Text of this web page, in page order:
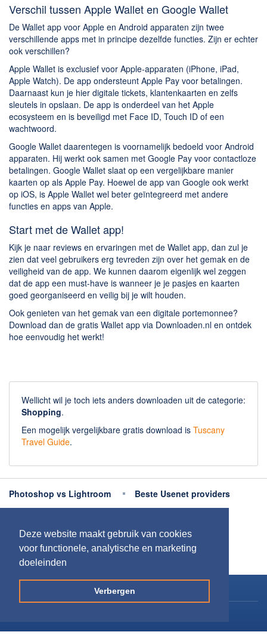
Deze website maakt gebruik van cookies
voor functionele, analytische en marketing
doeleinden
Verbergen
Verschil tussen Apple Wallet en Google Wallet
De Wallet app voor Apple en Android apparaten zijn twee
verschillende apps met in principe dezelfde functies. Zijn er echter
ook verschillen?
Apple Wallet is exclusief voor Apple-apparaten (iPhone, iPad,
Apple Watch). De app ondersteunt Apple Pay voor betalingen.
Daarnaast kun je hier digitale tickets, klantenkaarten en zelfs
sleutels in opslaan. De app is onderdeel van het Apple
ecosysteem en is beveiligd met Face ID, Touch ID of een
wachtwoord.
Google Wallet daarentegen is voornamelijk bedoeld voor Android
apparaten. Hij werkt ook samen met Google Pay voor contactloze
betalingen. Google Wallet slaat op een vergelijkbare manier
kaarten op als Apple Pay. Hoewel de app van Google ook werkt
op iOS, is Apple Wallet wel beter geïntegreerd met andere
functies en apps van Apple.
Start met de Wallet app!
Kijk je naar reviews en ervaringen met de Wallet app, dan zul je
zien dat veel gebruikers erg tevreden zijn over het gemak en de
veiligheid van de app. We kunnen daarom eigenlijk wel zeggen
dat de app een must-have is wanneer je je pasjes en kaarten
goed georganiseerd en veilig bij je wilt houden.
Ook genieten van het gemak van een digitale portemonnee?
Download dan de gratis Wallet app via Downloaden.nl en ontdek
hoe eenvoudig het werkt!
Wellicht wil je toch iets anders downloaden uit de categorie:
Shopping.
Een mogelijk vergelijkbare gratis download is Tuscany
Travel Guide.
Photoshop vs Lightroom
Beste Usenet providers
Meer uitleg
Copyright 2026